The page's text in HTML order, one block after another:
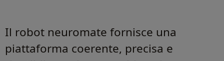
Il robot neuromate fornisce una
piattaforma coerente, precisa e